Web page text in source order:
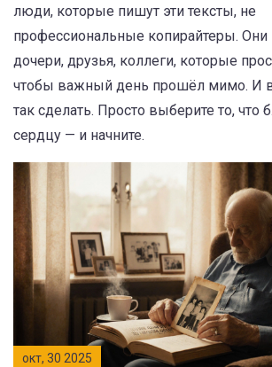
люди, которые пишут эти тексты, не
профессиональные копирайтеры.
дочери, друзья, коллеги, которые
чтобы важный день прошёл мимо. И
так сделать. Просто выберите то,
сердцу — и начните.
окт, 30 2025